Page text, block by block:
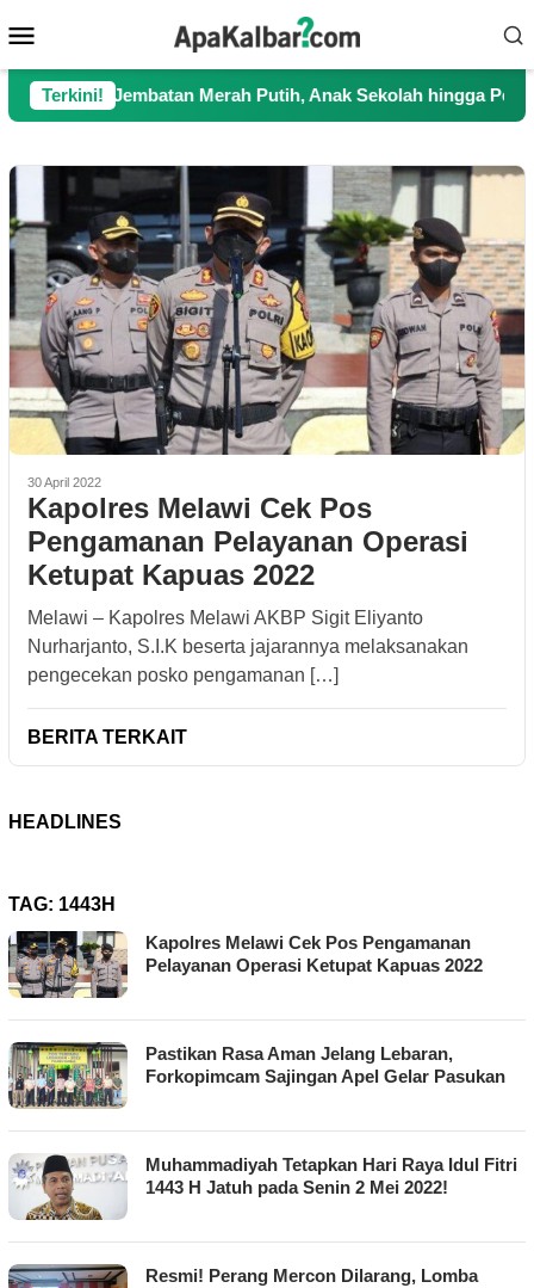
ke
kontenMobile
Terkini!
Jembatan Merah Putih, Anak Sekolah hingga Petani Kini
30 April 2022
Kapolres Melawi Cek Pos
Pengamanan Pelayanan Operasi
Ketupat Kapuas 2022
Melawi – Kapolres Melawi AKBP Sigit Eliyanto
Nurharjanto, S.I.K beserta jajarannya melaksanakan
pengecekan posko pengamanan […]
BERITA TERKAIT
HEADLINES
TAG: 1443H
Kapolres Melawi Cek Pos Pengamanan
Pelayanan Operasi Ketupat Kapuas 2022
Pastikan Rasa Aman Jelang Lebaran,
Forkopimcam Sajingan Apel Gelar Pasukan
Muhammadiyah Tetapkan Hari Raya Idul Fitri
1443 H Jatuh pada Senin 2 Mei 2022!
Resmi! Perang Mercon Dilarang, Lomba